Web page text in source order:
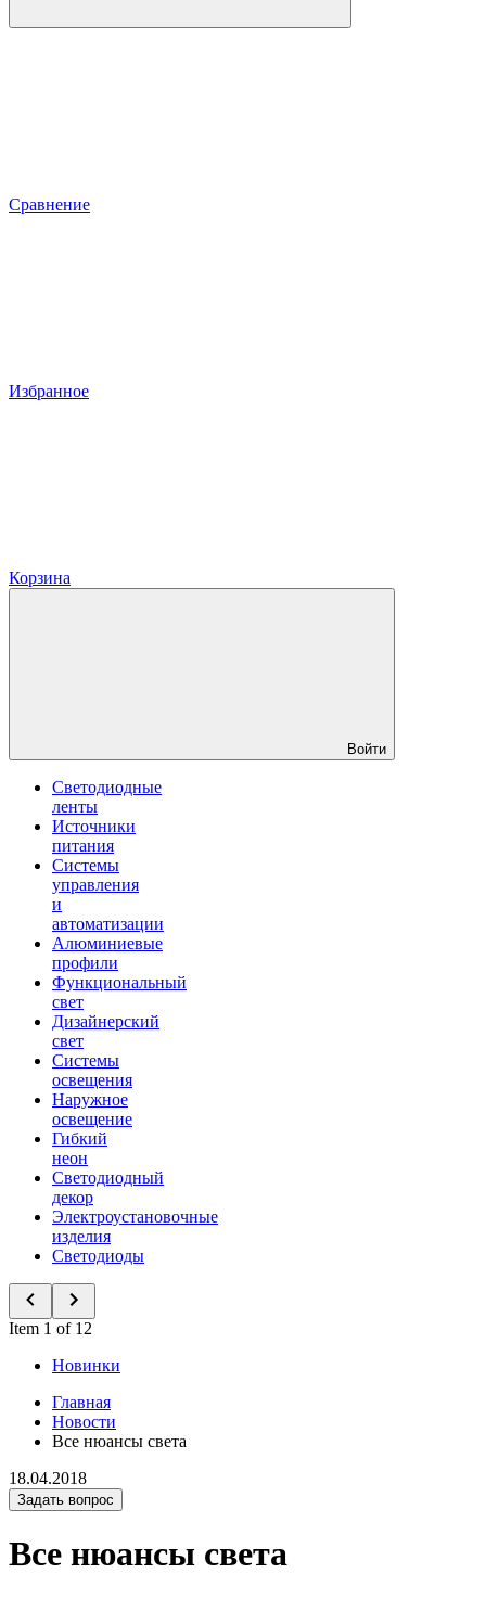
Сравнение
Избранное
Корзина
Войти
Светодиодные
ленты
Источники
питания
Системы
управления
и
автоматизации
Алюминиевые
профили
Функциональный
свет
Дизайнерский
свет
Системы
освещения
Наружное
освещение
Гибкий
неон
Светодиодный
декор
Электроустановочные
изделия
Светодиоды
Item 1 of 12
Новинки
Главная
Новости
Все нюансы света
18.04.2018
Задать вопрос
Все нюансы света